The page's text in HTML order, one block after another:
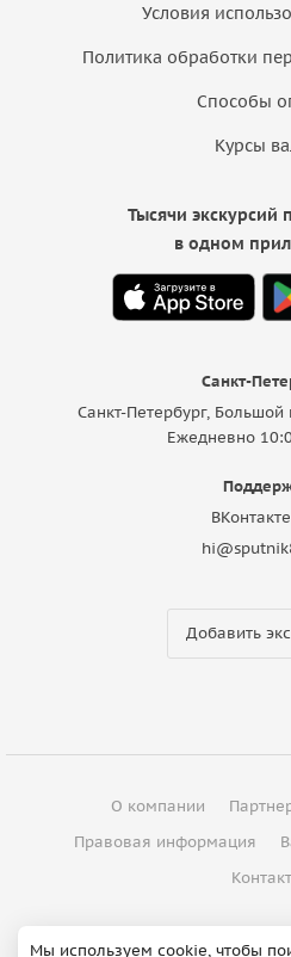
Условия
Политика обработки
Способы
Курсы
Санкт-
Санкт-Петербург,
Ежедневно
ВКонтакте
Добавить
Тысячи экскурсий
в одном
О компании
Правовая информация
© 2012 - 2026
Мы используем cookie, чтобы